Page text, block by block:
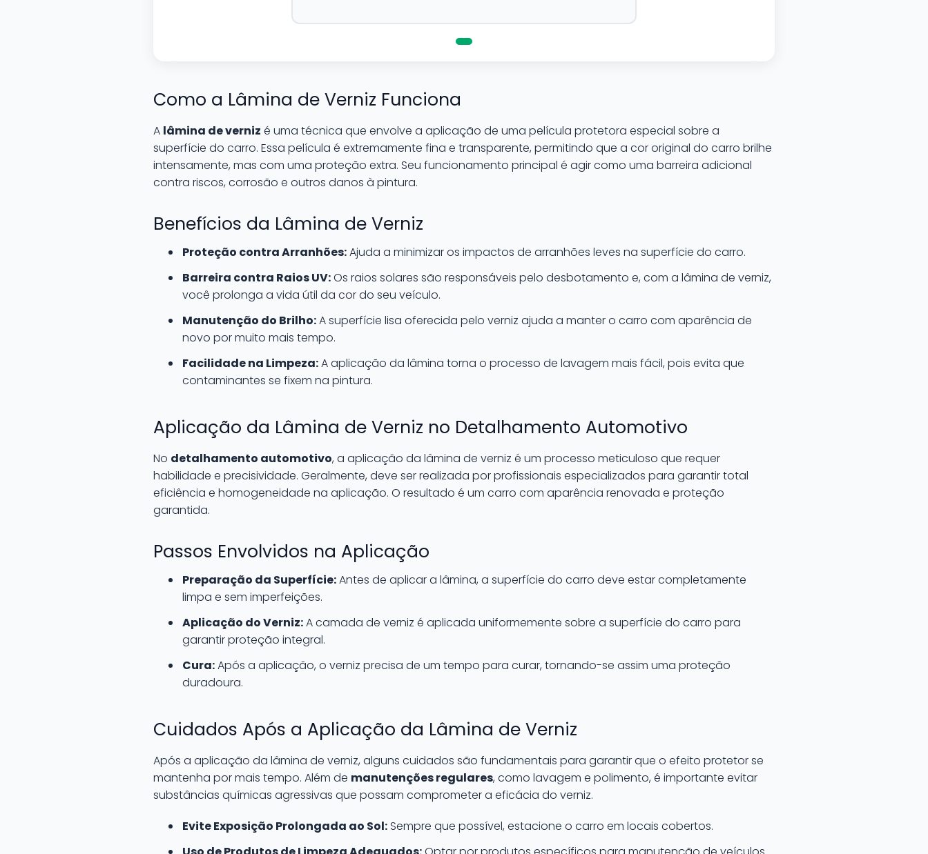
Como a Lâmina de Verniz Funciona
A lâmina de verniz é uma técnica que envolve a aplicação de uma película protetora especial sobre a
superfície do carro. Essa película é extremamente fina e transparente, permitindo que a cor original do carro brilhe
intensamente, mas com uma proteção extra. Seu funcionamento principal é agir como uma barreira adicional
contra riscos, corrosão e outros danos à pintura.
Benefícios da Lâmina de Verniz
Proteção contra Arranhões:Ajuda a minimizar os impactos de arranhões leves na superfície do carro.
Barreira contra Raios UV:Os raios solares são responsáveis pelo desbotamento e, com a lâmina de verniz,
você prolonga a vida útil da cor do seu veículo.
Manutenção do Brilho:A superfície lisa oferecida pelo verniz ajuda a manter o carro com aparência de
novo por muito mais tempo.
Facilidade na Limpeza:A aplicação da lâmina torna o processo de lavagem mais fácil, pois evita que
contaminantes se fixem na pintura.
Aplicação da Lâmina de Verniz no Detalhamento Automotivo
No detalhamento automotivo, a aplicação da lâmina de verniz é um processo meticuloso que requer
habilidade e precisividade. Geralmente, deve ser realizada por profissionais especializados para garantir total
eficiência e homogeneidade na aplicação. O resultado é um carro com aparência renovada e proteção
garantida.
Passos Envolvidos na Aplicação
Preparação da Superfície:Antes de aplicar a lâmina, a superfície do carro deve estar completamente
limpa e sem imperfeições.
Aplicação do Verniz:A camada de verniz é aplicada uniformemente sobre a superfície do carro para
garantir proteção integral.
Cura:Após a aplicação, o verniz precisa de um tempo para curar, tornando-se assim uma proteção
duradoura.
Cuidados Após a Aplicação da Lâmina de Verniz
Após a aplicação da lâmina de verniz, alguns cuidados são fundamentais para garantir que o efeito protetor se
mantenha por mais tempo. Além de manutenções regulares, como lavagem e polimento, é importante evitar
substâncias químicas agressivas que possam comprometer a eficácia do verniz.
Evite Exposição Prolongada ao Sol: Sempre que possível, estacione o carro em locais cobertos.